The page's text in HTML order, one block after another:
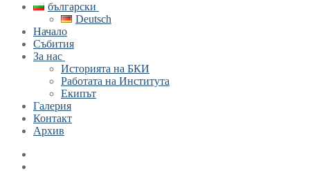
български
Deutsch
Начало
Събития
За нас
Историята на БКИ
Работата на Института
Екипът
Галерия
Контакт
Архив